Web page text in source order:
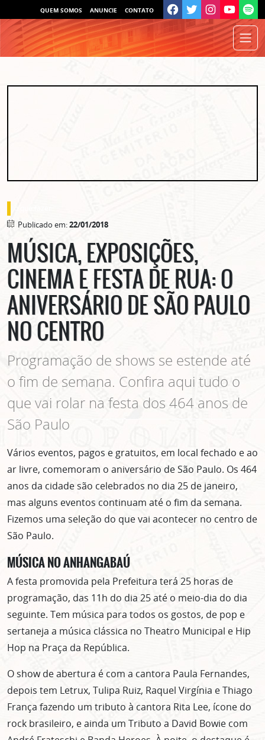
QUEM SOMOS ANUNCIE CONTATO
Publicado em:22/01/2018
MÚSICA, EXPOSIÇÕES,
CINEMA E FESTA DE RUA: O
ANIVERSÁRIO DE SÃO PAULO
NO CENTRO
Programação de shows se estende até
o fim de semana. Confira aqui tudo o
que vai rolar na festa dos 464 anos de
São Paulo
Vários eventos, pagos e gratuitos, em local fechado e ao
ar livre, comemoram o aniversário de São Paulo. Os 464
anos da cidade são celebrados no dia 25 de janeiro,
mas alguns eventos continuam até o fim da semana.
Fizemos uma seleção do que vai acontecer no centro de
São Paulo.
MÚSICA NO ANHANGABAÚ
A festa promovida pela Prefeitura terá 25 horas de
programação, das 11h do dia 25 até o meio-dia do dia
seguinte. Tem música para todos os gostos, de pop e
sertaneja a música clássica no Theatro Municipal e Hip
Hop na Praça da República.
O show de abertura é com a cantora Paula Fernandes,
depois tem Letrux, Tulipa Ruiz, Raquel Virgínia e Thiago
França fazendo um tributo à cantora Rita Lee, ícone do
rock brasileiro, e ainda um Tributo a David Bowie com